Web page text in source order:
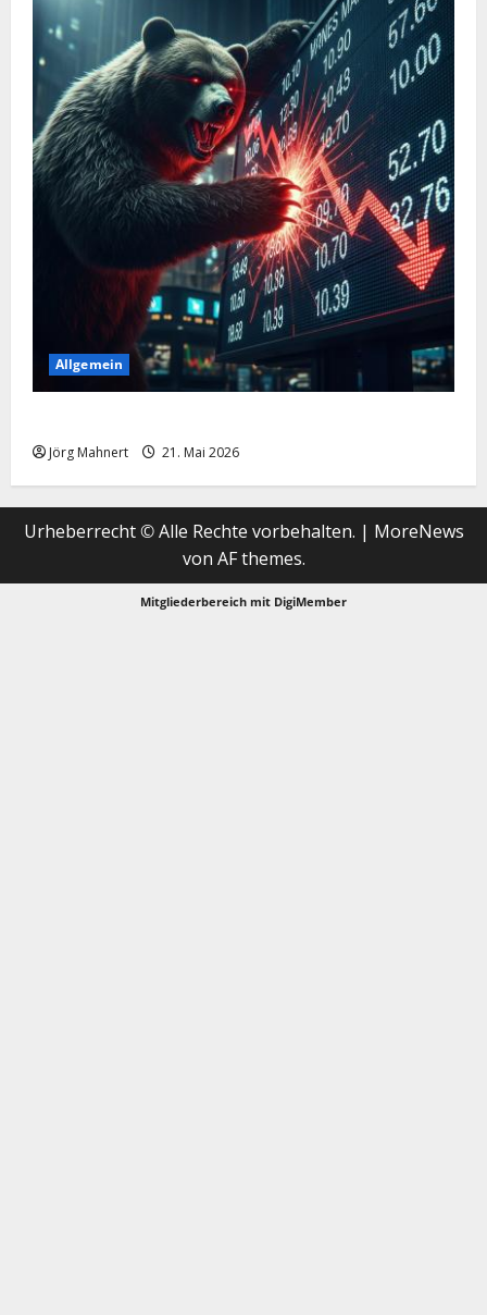
Allgemein
Jörg Mahnert 21. Mai 2026
Urheberrecht © Alle Rechte vorbehalten. | MoreNews
von AF themes.
Mitgliederbereich mit DigiMember